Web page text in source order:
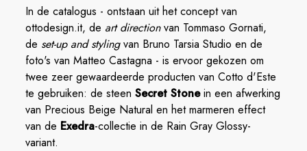
In de catalogus - ontstaan uit het concept van
ottodesign.it, de art directionvan Tommaso Gornati,
de set-up and stylingvan Bruno Tarsia Studio en de
foto's van Matteo Castagna - is ervoor gekozen om
twee zeer gewaardeerde producten van Cotto d'Este
te gebruiken: de steenSecret Stonein een afwerking
van Precious Beige Natural en het marmeren effect
van de Exedra-collectie in de Rain Gray Glossy-
variant.